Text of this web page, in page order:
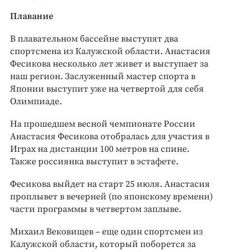
Плавание
В плавательном бассейне выступят два
спортсмена из Калужской области. Анастасия
Фесикова несколько лет живет и выступает за
наш регион. Заслуженный мастер спорта в
Японии выступит уже на четвертой для себя
Олимпиаде.
На прошедшем весной чемпионате России
Анастасия Фесикова отобралась для участия в
Играх на дистанции 100 метров на спине.
Также россиянка выступит в эстафете.
Фесикова выйдет на старт 25 июля. Анастасия
проплывет в вечерней (по японскому времени)
части программы в четвертом заплыве.
Михаил Вековищев – еще один спортсмен из
Калужской области, который поборется за